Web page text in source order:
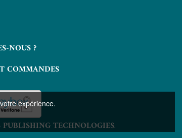
expérience.
NOUS ?
COMMANDES
PUBLISHING TECHNOLOGIES.